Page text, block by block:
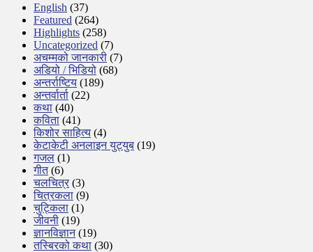
English (37)
Featured (264)
Highlights (258)
Uncategorized (7)
अचम्मको जानकारी (7)
अडियो / भिडियो (68)
अन्तर्राष्टिय (189)
अन्तर्वार्ता (22)
कथा (40)
कविता (41)
किशोर साहित्य (4)
केटाकेटी अनलाइन युट्युब (19)
गजल (1)
गीत(6)
चलचित्र (3)
चित्रकला (9)
चुट्किला (1)
जीवनी (19)
ज्ञानविज्ञान(19)
तस्बिरको कथा (30)